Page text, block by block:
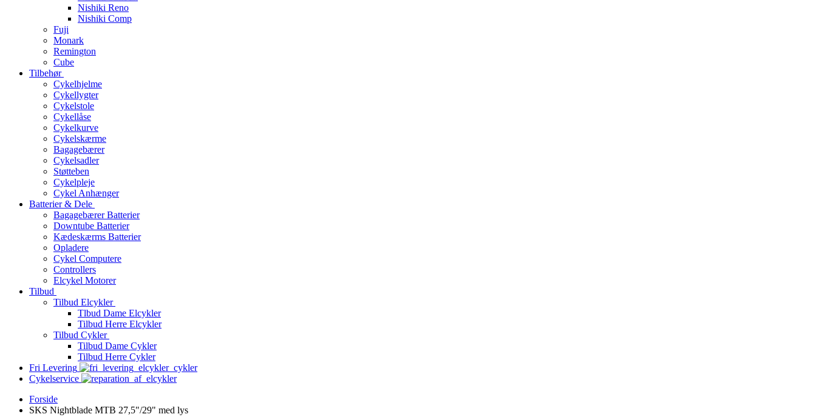
Nishiki Reno
Nishiki Comp
Fuji
Monark
Remington
Cube
Tilbehør
Cykelhjelme
Cykellygter
Cykelstole
Cykellåse
Cykelkurve
Cykelskærme
Bagagebærer
Cykelsadler
Støtteben
Cykelpleje
Cykel Anhænger
Batterier & Dele
Bagagebærer Batterier
Downtube Batterier
Kædeskærms Batterier
Opladere
Cykel Computere
Controllers
Elcykel Motorer
Tilbud
Tilbud Elcykler
Tlbud Dame Elcykler
Tilbud Herre Elcykler
Tilbud Cykler
Tilbud Dame Cykler
Tilbud Herre Cykler
Fri Levering
Cykelservice
Forside
SKS Nightblade MTB 27,5"/29" med lys